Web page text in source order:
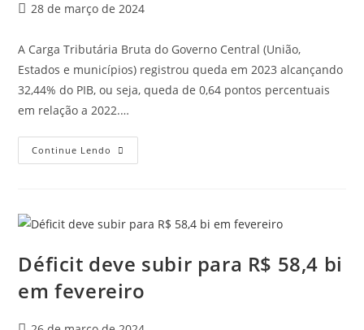
28 de março de 2024
A Carga Tributária Bruta do Governo Central (União,
Estados e municípios) registrou queda em 2023 alcançando
32,44% do PIB, ou seja, queda de 0,64 pontos percentuais
em relação a 2022.…
Continue Lendo
Déficit deve subir para R$ 58,4 bi
em fevereiro